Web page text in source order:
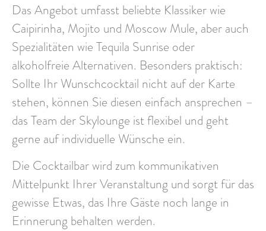
Das Angebot umfasst beliebte Klassiker wie
Caipirinha, Mojito und Moscow Mule, aber auch
Spezialitäten wie Tequila Sunrise oder
alkoholfreie Alternativen. Besonders praktisch:
Sollte Ihr Wunschcocktail nicht auf der Karte
stehen, können Sie diesen einfach ansprechen –
das Team der Skylounge ist flexibel und geht
gerne auf individuelle Wünsche ein.
Die Cocktailbar wird zum kommunikativen
Mittelpunkt Ihrer Veranstaltung und sorgt für das
gewisse Etwas, das Ihre Gäste noch lange in
Erinnerung behalten werden.